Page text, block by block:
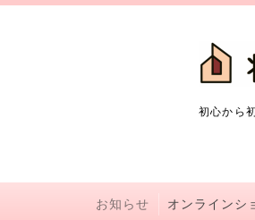
初心から
お知らせ オンラインシ